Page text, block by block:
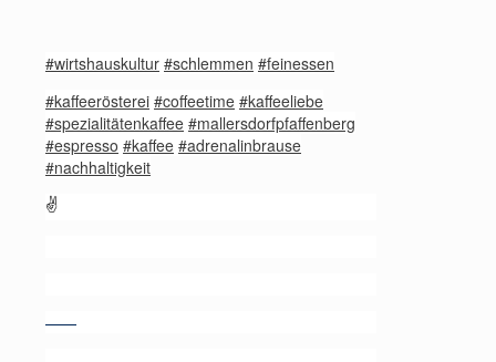
#wirtshauskultur #schlemmen #feinessen
#kaffeerösterei #coffeetime #kaffeeliebe
#spezialitätenkaffee #mallersdorfpfaffenberg
#espresso #kaffee #adrenalinbrause
#nachhaltigkeit
✌️
——